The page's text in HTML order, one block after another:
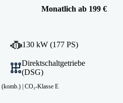
Monatlich ab 199 €
130 kW (177 PS)
Direktschaltgetriebe
(DSG)
(komb.) | CO₂-Klasse E